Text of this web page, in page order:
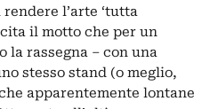
l’arte ‘tutta
il motto che per un
la rassegna – con una
stesso stand (o meglio,
apparentemente lontane